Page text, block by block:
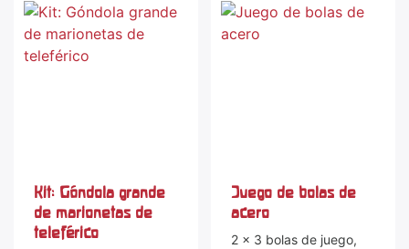
Kit: Góndola grande
de marionetas de
teleférico
Juego de bolas de
acero
2 x 3 bolas de juego,